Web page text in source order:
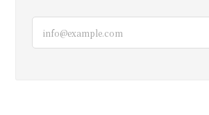
無事到着よかったです。 い
い方試してみてくださいね